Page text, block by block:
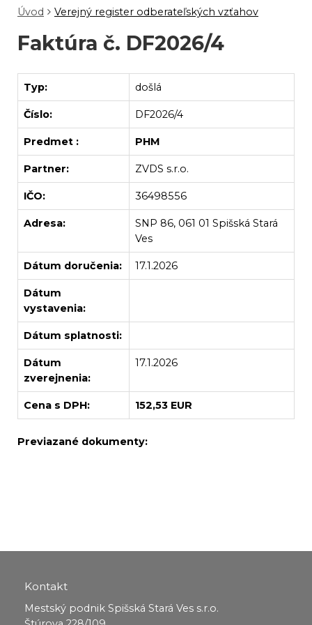
Úvod Verejný register odberateľských vzťahov
Faktúra č. DF2026/4
Typ: došlá
Číslo: DF2026/4
Predmet : PHM
Partner: ZVDS s.r.o.
IČO: 36498556
Adresa:
SNP 86, 061 01 Spišská Stará
Ves
Dátum doručenia: 17.1.2026
Dátum
vystavenia:
Dátum splatnosti:
Dátum
zverejnenia:
17.1.2026
Cena s DPH: 152,53 EUR
Previazané dokumenty:
Kontakt
Mestský podnik Spišská Stará Ves s.r.o.